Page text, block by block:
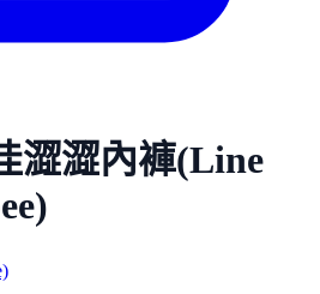
澀澀內褲(Line